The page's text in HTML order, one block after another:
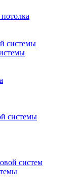
системы
системы
систем